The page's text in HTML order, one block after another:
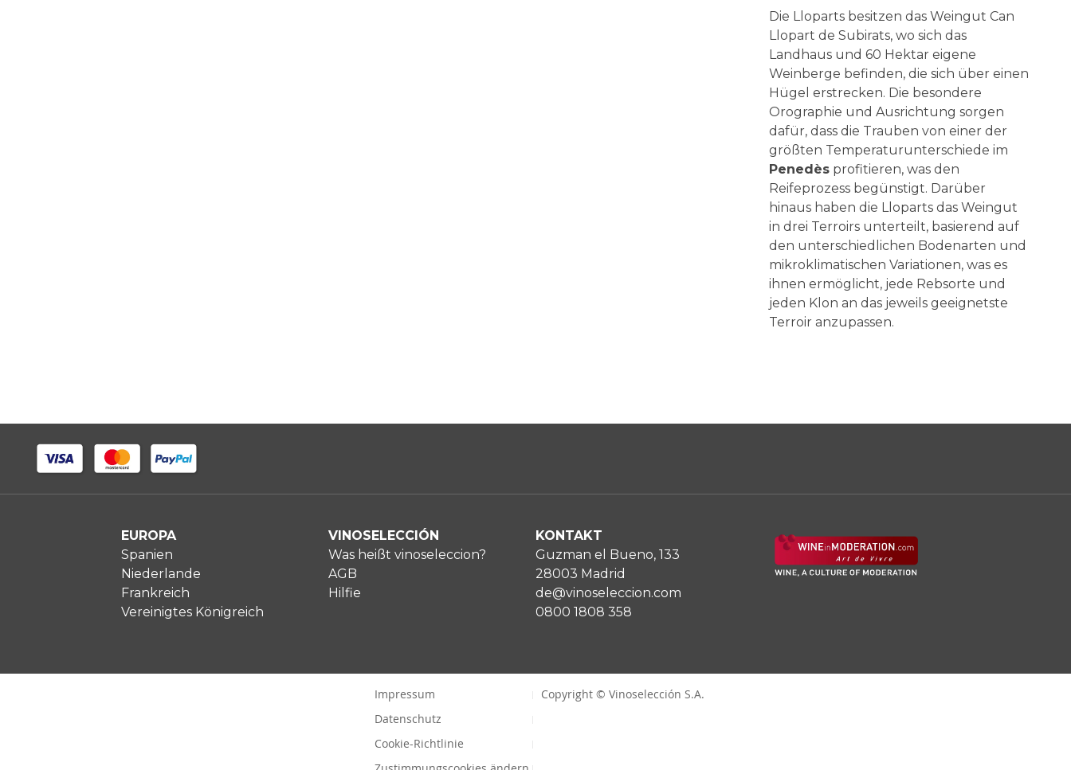
Die Lloparts besitzen das Weingut Can
Llopart de Subirats, wo sich das
Landhaus und 60 Hektar eigene
Weinberge befinden, die sich über einen
Hügel erstrecken. Die besondere
Orographie und Ausrichtung sorgen
dafür, dass die Trauben von einer der
größten Temperaturunterschiede im
Penedèsprofitieren, was den
Reifeprozess begünstigt. Darüber
hinaus haben die Lloparts das Weingut
in drei Terroirs unterteilt, basierend auf
den unterschiedlichen Bodenarten und
mikroklimatischen Variationen, was es
ihnen ermöglicht, jede Rebsorte und
jeden Klon an das jeweils geeignetste
Terroir anzupassen.
EUROPA
Spanien
Niederlande
Frankreich
Vereinigtes Königreich
VINOSELECCIÓN
Was heißt vinoseleccion?
AGB
Hilfie
KONTAKT
Guzman el Bueno, 133
28003 Madrid
de@vinoseleccion.com
0800 1808 358
Impressum
Datenschutz
Cookie-Richtlinie
Copyright © Vinoselección S.A.